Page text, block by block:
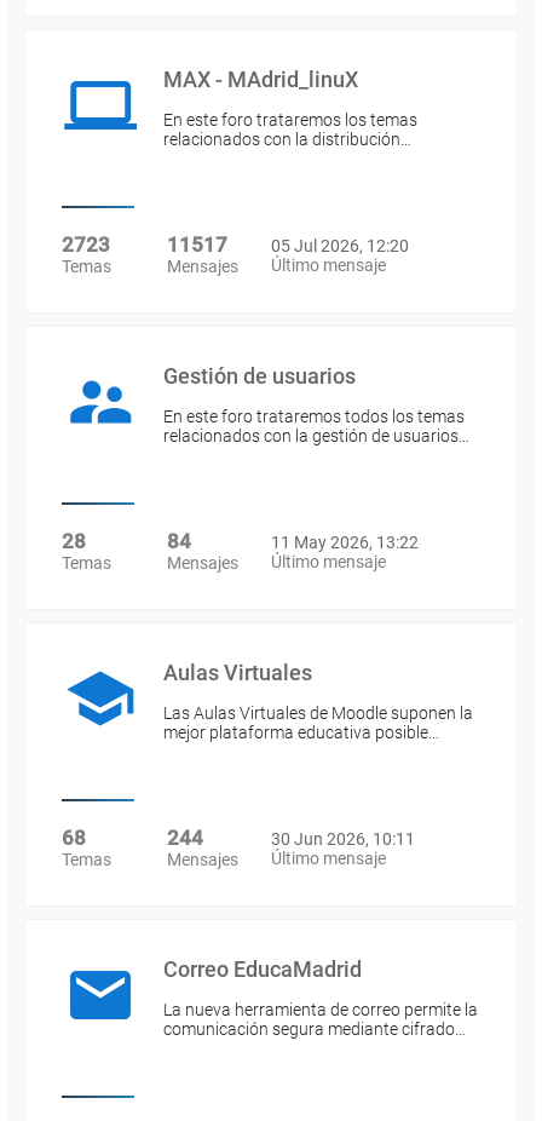
MAX - MAdrid_linuX
En este foro trataremos los temas
relacionados con la distribución…
2723
Temas
11517
Mensajes
05 Jul 2026, 12:20
Último mensaje
Gestión de usuarios
En este foro trataremos todos los temas
relacionados con la gestión de usuarios…
28
Temas
84
Mensajes
11 May 2026, 13:22
Último mensaje
Aulas Virtuales
Las Aulas Virtuales de Moodle suponen la
mejor plataforma educativa posible…
68
Temas
244
Mensajes
30 Jun 2026, 10:11
Último mensaje
Correo EducaMadrid
La nueva herramienta de correo permite la
comunicación segura mediante cifrado…